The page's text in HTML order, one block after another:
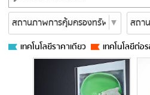
เทคโนโลยีราคาเดียว เทคโนโลยีต่อ